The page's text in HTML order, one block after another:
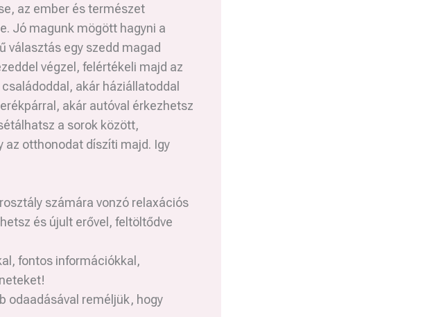
az ember és természet
Jó magunk mögött hagyni a
választás egy szedd magad
végzel, felértékeli majd az
akár háziállatoddal
akár autóval érkezhetsz
a sorok között,
otthonodat díszíti majd. Igy
számára vonzó relaxációs
és újult erővel, feltöltődve
fontos információkkal,
odaadásával reméljük, hogy